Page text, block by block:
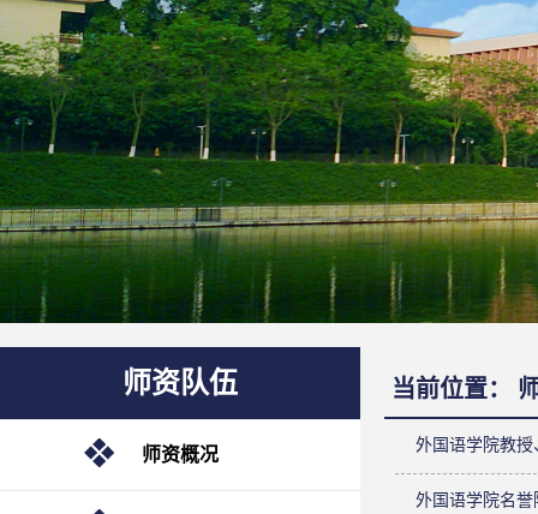
师资队伍
师资概况
当前位置：
外国语学院教授
外国语学院名